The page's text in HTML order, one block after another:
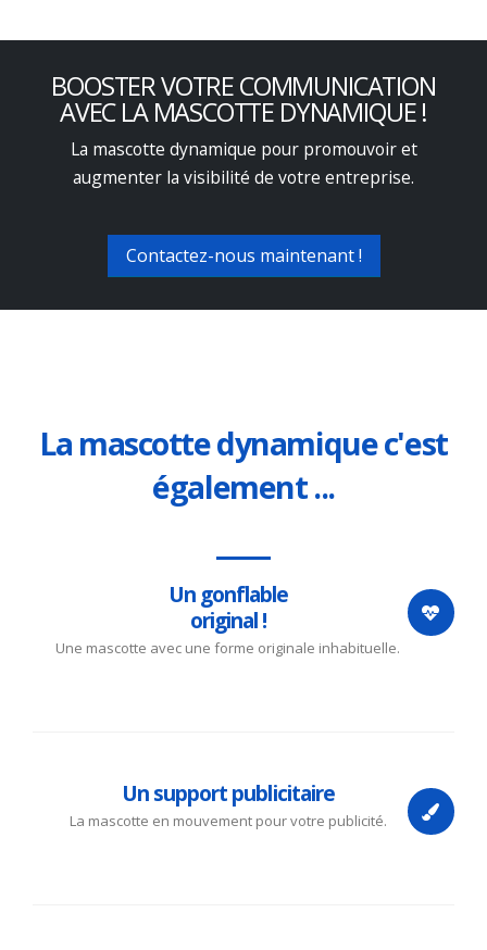
BOOSTER VOTRE COMMUNICATION
AVEC LA MASCOTTE DYNAMIQUE !
La mascotte dynamique pour promouvoir et
augmenter la visibilité de votre entreprise.
Contactez-nous maintenant !
La mascotte dynamique c'est
également ...
Un gonflable
original !
Une mascotte avec une forme originale inhabituelle.
Un support publicitaire
La mascotte en mouvement pour votre publicité.